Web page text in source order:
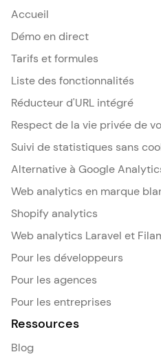
Accueil
Démo en direct
Tarifs et formules
Liste des fonctionnalités
Réducteur d'URL intégré
Respect de la vie privée de
Suivi de statistiques sans
Alternative à Google
Web analytics en marque
Shopify analytics
Web analytics Laravel et
Pour les développeurs
Pour les agences
Pour les entreprises
Ressources
Blog